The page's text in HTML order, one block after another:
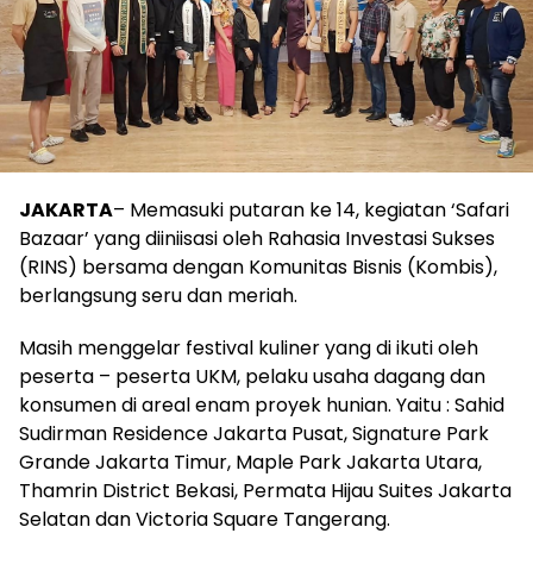
JAKARTA– Memasuki putaran ke 14, kegiatan ‘Safari
Bazaar’ yang diiniisasi oleh Rahasia Investasi Sukses
(RINS) bersama dengan Komunitas Bisnis (Kombis),
berlangsung seru dan meriah.
Masih menggelar festival kuliner yang di ikuti oleh
peserta – peserta UKM, pelaku usaha dagang dan
konsumen di areal enam proyek hunian. Yaitu : Sahid
Sudirman Residence Jakarta Pusat, Signature Park
Grande Jakarta Timur, Maple Park Jakarta Utara,
Thamrin District Bekasi, Permata Hijau Suites Jakarta
Selatan dan Victoria Square Tangerang.